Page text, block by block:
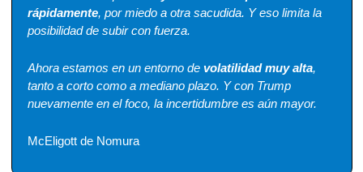
rápidamente, por miedo a otra sacudida. Y eso limita la
posibilidad de subir con fuerza.
Ahora estamos en un entorno de volatilidad muy alta,
tanto a corto como a mediano plazo. Y con Trump
nuevamente en el foco, la incertidumbre es aún mayor.
McEligott de Nomura